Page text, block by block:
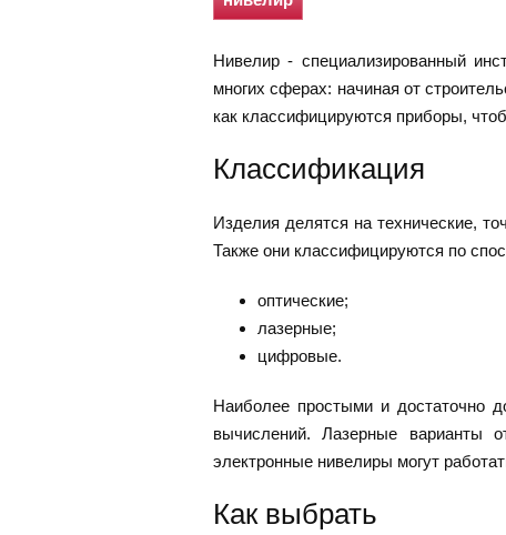
Нивелир - специализированный
многих сферах: начиная от
как классифицируются приборы,
Классификация
Изделия делятся на технические,
Также они классифицируются по
оптические;
лазерные;
цифровые.
Наиболее простыми и достаточно
вычислений. Лазерные варианты
электронные нивелиры могут
Как выбрать